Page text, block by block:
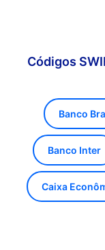
Códigos
Banco
Banco Inter
Caixa